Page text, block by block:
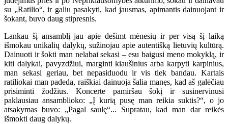
su „Ratilio“, ir galiu pasakyti, kad jausmas, apimantis dainuojant ir
šokant, buvo daug stipresnis.
Lankau šį ansamblį jau apie dešimt mėnesių ir per visą šį laiką
išmokau unikalių dalykų, sužinojau apie autentišką lietuvių kultūrą.
Dainuoti ir šokti man nelabai sekasi – esu baigusi meno mokyklą, ir
kiti dalykai, pavyzdžiui, marginti kiaušinius arba karpyti karpinius,
man sekasi geriau, bet nepasiduodu ir vis tiek bandau. Kartais
ratiliokai man padeda, raiškiai dainuoja šalia manęs, kad aš galėčiau
prisiminti žodžius. Koncerte pamiršau šokį ir susinervinusi
paklausiau ansamblioko: „Į kurią pusę man reikia suktis?“, o jo
atsakymas buvo: „Pagal saulę“... Supratau, kad man dar reikės
išmokti daug dalykų.